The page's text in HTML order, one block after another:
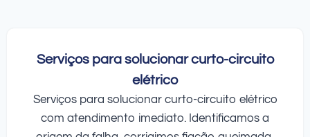
Serviços para solucionar curto-circuito
elétrico
Serviços para solucionar curto-circuito elétrico
com atendimento imediato. Identificamos a